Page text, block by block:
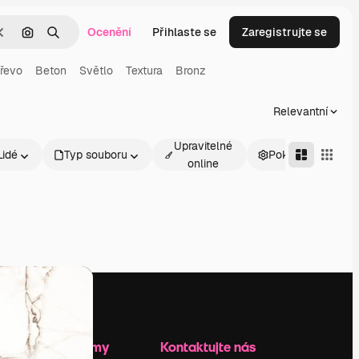
Hledat podle obrázku
HledatOcenění Přihlaste se Zaregistrujte se
Beton Světlo Textura Bronz
Relevantní
Typ souboru
Upravitelné
online
Pokročilé
Zdroje firmy Kontaktujte nás